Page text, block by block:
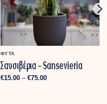
ΦΥΤΑ
Σανσιβέρια – Sansevieria
€15.00 – €75.00Price